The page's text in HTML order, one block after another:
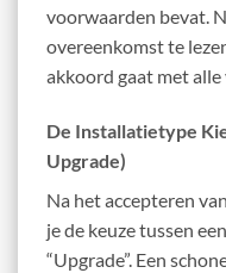
voorwaarden bevat.
overeenkomst te
akkoord gaat met
De Installatietype
Upgrade)
Na het accepteren
je de keuze tussen
“Upgrade”. Een